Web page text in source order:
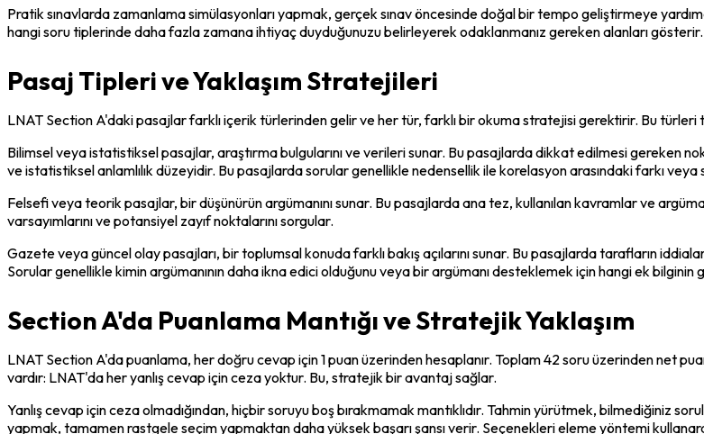
Pratik sınavlarda zamanlama simülasyonları yapmak, gerçek sınav öncesinde doğal bir tempo geliştirmeye
hangi soru tiplerinde daha fazla zamana ihtiyaç duyduğunuzu belirleyerek odaklanmanız gereken alanları gösterir.
Pasaj Tipleri ve Yaklaşım Stratejileri
LNAT Section A'daki pasajlar farklı içerik türlerinden gelir ve her tür, farklı bir okuma stratejisi gerektirir. Bu türleri
Bilimsel veya istatistiksel pasajlar, araştırma bulgularını ve verileri sunar. Bu pasajlarda dikkat edilmesi gereken
ve istatistiksel anlamlılık düzeyidir. Bu pasajlarda sorular genellikle nedensellik ile korelasyon arasındaki farkı veya
Felsefi veya teorik pasajlar, bir düşünürün argümanını sunar. Bu pasajlarda ana tez, kullanılan kavramlar ve
varsayımlarını ve potansiyel zayıf noktalarını sorgular.
Gazete veya güncel olay pasajları, bir toplumsal konuda farklı bakış açılarını sunar. Bu pasajlarda tarafların
Sorular genellikle kimin argümanının daha ikna edici olduğunu veya bir argümanı desteklemek için hangi ek bilginin
Section A'da Puanlama Mantığı ve Stratejik Yaklaşım
LNAT Section A'da puanlama, her doğru cevap için 1 puan üzerinden hesaplanır. Toplam 42 soru üzerinden net
vardır: LNAT'da her yanlış cevap için ceza yoktur. Bu, stratejik bir avantaj sağlar.
Yanlış cevap için ceza olmadığından, hiçbir soruyu boş bırakmamak mantıklıdır. Tahmin yürütmek, bilmediğiniz
yapmak, tamamen rastgele seçim yapmaktan daha yüksek başarı şansı verir. Seçenekleri eleme yöntemi